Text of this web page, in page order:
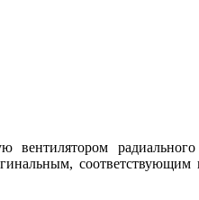
радиального
соответствующим